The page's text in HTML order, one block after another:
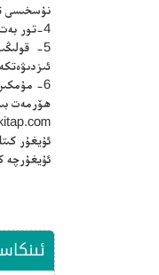
نۇسخىسى
4-تور بەت ئەزالىرىنىڭ ئۇچۇر بىخەتەرلىكى ئالاھىدە قوغدىلىدۇ.
5-
6- مۇمكىن قەدەر كىتابخانىدىن ئەسلىي نۇسخا كىتابنى سېتىۋېلىپ ئوقۇڭ.
ھۆرمەت
ئۇيغۇر
ئۇيغۇرچە